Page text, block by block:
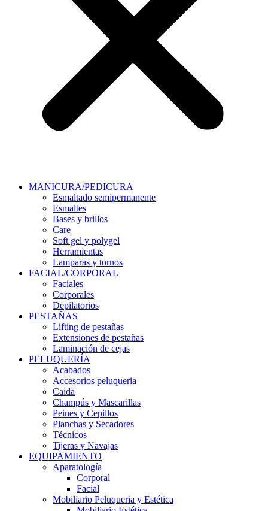
MANICURA/PEDICURA
Esmaltado semipermanente
Esmaltes
Bases y brillos
Care
Soft gel y polygel
Herramientas
Lamparas y tornos
FACIAL/CORPORAL
Faciales
Corporales
Depilatorios
PESTAÑAS
Lifting de pestañas
Extensiones de pestañas
Laminación de cejas
PELUQUERÍA
Acabados
Accesorios peluqueria
Caida
Champús y Mascarillas
Peines y Cepillos
Planchas y Secadores
Técnicos
Tijeras y Navajas
EQUIPAMIENTO
Aparatología
Corporal
Facial
Mobiliario Peluqueria y Estética